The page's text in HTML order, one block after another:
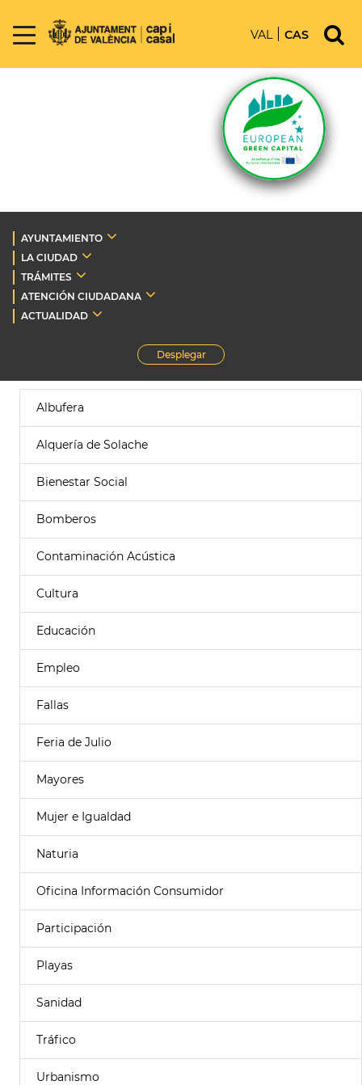
VAL CAS
AYUNTAMIENTO
LA CIUDAD
TRÁMITES
ATENCIÓN CIUDADANA
ACTUALIDAD
Desplegar
Albufera
Alquería de Solache
Bienestar Social
Bomberos
Contaminación Acústica
Cultura
Educación
Empleo
Fallas
Feria de Julio
Mayores
Mujer e Igualdad
Naturia
Oficina Información Consumidor
Participación
Playas
Sanidad
Tráfico
Urbanismo